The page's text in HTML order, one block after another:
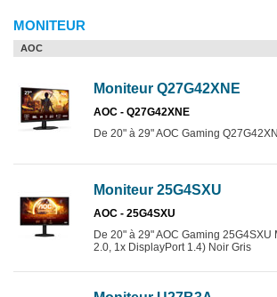
MONITEUR
AOC
Moniteur Q27G42XNE
AOC - Q27G42XNE
De 20" à 29" AOC Gaming
Moniteur 25G4SXU
AOC - 25G4SXU
De 20" à 29" AOC Gaming
2.0, 1x DisplayPort 1.4) Noir Gris